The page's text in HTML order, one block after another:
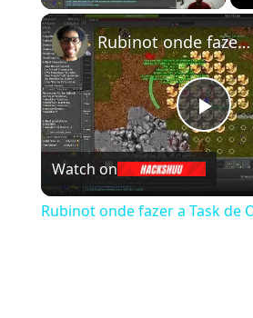
Rubinot onde fazer a Task de Oramond
Watch on
Rubinot onde fazer a Task de